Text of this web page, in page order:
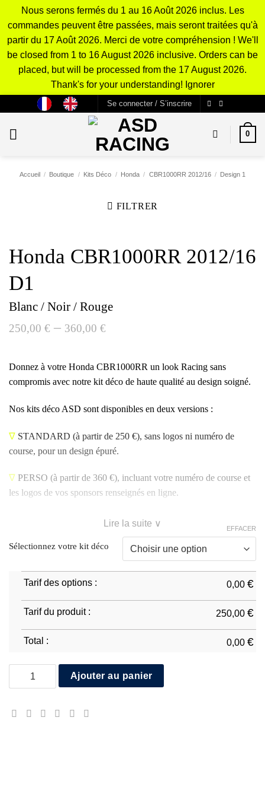
Nous serons fermés du 1 au 16 Août 2026 inclus. Les
commandes peuvent être passées, mais seront traitées qu'à
partir du 17 Août 2026. Merci de votre compréhension ! We'll
be closed from 1 to 16 August 2026 inclusive. Orders can be
placed, but will be processed from the 17 August 2026.
Thank's for your understanding! Ignorer
contenu
Se connecter / S’inscrire
0
Accueil / Boutique / Kits Déco / Honda / CBR1000RR 2012/16 / Design 1
FILTRER
Honda CBR1000RR 2012/16
D1
Blanc / Noir / Rouge
250,00 € – 360,00 €
Donnez à votre Honda CBR1000RR un look Racing sans
compromis avec notre kit déco de haute qualité au design soigné.
Nos kits déco ASD sont disponibles en deux versions :
∇ STANDARD (à partir de 250 €), sans logos ni numéro de
course, pour un design épuré.
∇ PERSO (à partir de 360 €), incluant votre numéro de course et
les logos de vos sponsors renseignés en ligne.
Lire la suite ∨
Sélectionnez votre kit déco
EFFACER
Tarif des options : 0,00 €
Tarif du produit : 250,00 €
Total : 0,00 €
quantité de Honda CBR1000RR 2012/16 D1
Ajouter au panier